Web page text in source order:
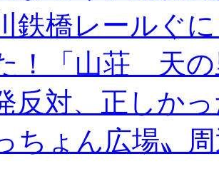
鉄橋レールぐ
！「山荘 天の
反対、正しか
ちょん広場〟